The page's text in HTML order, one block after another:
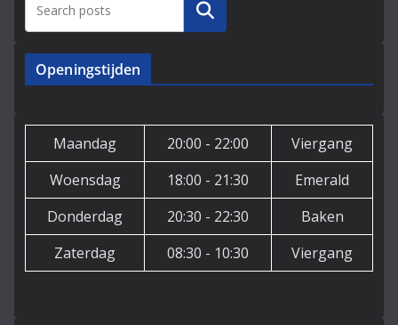
Zoeken
Openingstijden
Maandag 20:00 - 22:00
Viergang
Woensdag
18:00 - 21:30
Emerald
Donderdag
20:30 - 22:30
Baken
Zaterdag
08:30 - 10:30 Viergang